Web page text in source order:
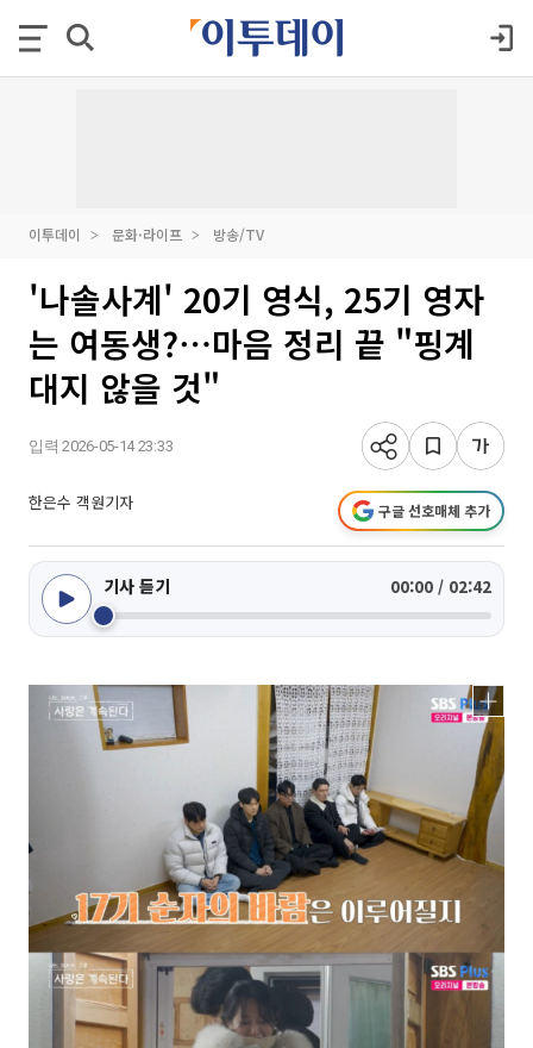
이투데이 문화·라이프 방송/TV
'나솔사계' 20기 영식, 25기 영자
는 여동생?⋯마음 정리 끝 "핑계
대지 않을 것"
입력 2026-05-14 23:33
한은수 객원기자 구글 선호매체 추가
기사 듣기 00:00 / 02:42